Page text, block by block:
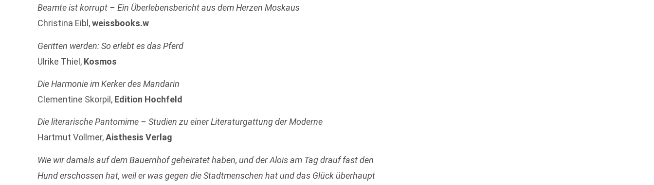
Beamte ist korrupt – Ein Überlebensbericht aus dem Herzen Moskaus
Christina Eibl,weissbooks.w
Geritten werden: So erlebt es das Pferd
Ulrike Thiel, Kosmos
Die Harmonie im Kerker des Mandarin
Clementine Skorpil, Edition Hochfeld
Die literarische Pantomime – Studien zu einer Literaturgattung der Moderne
Hartmut Vollmer,Aisthesis Verlag
Wie wir damals auf dem Bauernhof geheiratet haben, und der Alois am Tag drauf fast den
Hund erschossen hat, weil er was gegen die Stadtmenschen hat und das Glück überhaupt